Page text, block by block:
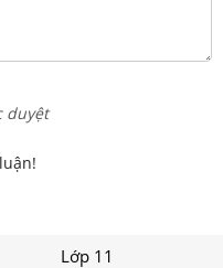
duyệt
Lớp 11